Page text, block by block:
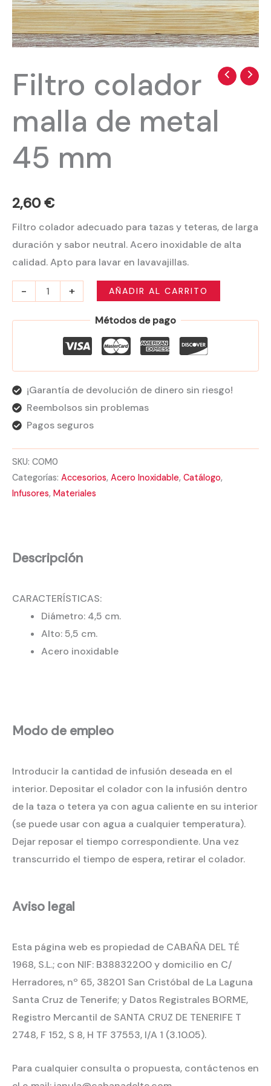
Filtro colador
malla de metal
45 mm
2,60€
Filtro colador adecuado para tazas y teteras, de larga
duración y sabor neutral. Acero inoxidable de alta
calidad. Apto para lavar en lavavajillas.
-
Filtro
colador
metal
45
cantidad
+ AÑADIR AL CARRITO
Métodos de pago
¡Garantía de devolución de dinero sin riesgo!
Reembolsos sin problemas
Pagos seguros
SKU: COM0
Categorías: Accesorios, Acero Inoxidable, Catálogo,
Infusores, Materiales
Descripción
CARACTERÍSTICAS:
Diámetro: 4,5 cm.
Alto: 5,5 cm.
Acero inoxidable
Modo de empleo
Introducir la cantidad de infusión deseada en el
interior. Depositar el colador con la infusión dentro
de la taza o tetera ya con agua caliente en su interior
(se puede usar con agua a cualquier temperatura).
Dejar reposar el tiempo correspondiente. Una vez
transcurrido el tiempo de espera, retirar el colador.
Aviso legal
Esta página web es propiedad de CABAÑA DEL TÉ
1968, S.L.; con NIF: B38832200 y domicilio en C/
Herradores, nº 65, 38201 San Cristóbal de La Laguna
Santa Cruz de Tenerife; y Datos Registrales BORME,
Registro Mercantil de SANTA CRUZ DE TENERIFE T
2748, F 152, S 8, H TF 37553, I/A 1 (3.10.05).
Para cualquier consulta o propuesta, contáctenos en